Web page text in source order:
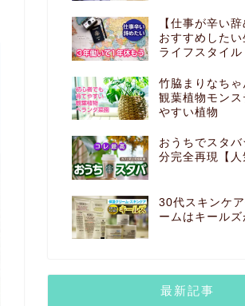
【仕事が辛い辞
おすすめした
ライフスタイル
竹脇まりなち
観葉植物モンス
やすい植物
おうちでスタ
分完全再現【人
30代スキンケ
ームはキール
最新記事